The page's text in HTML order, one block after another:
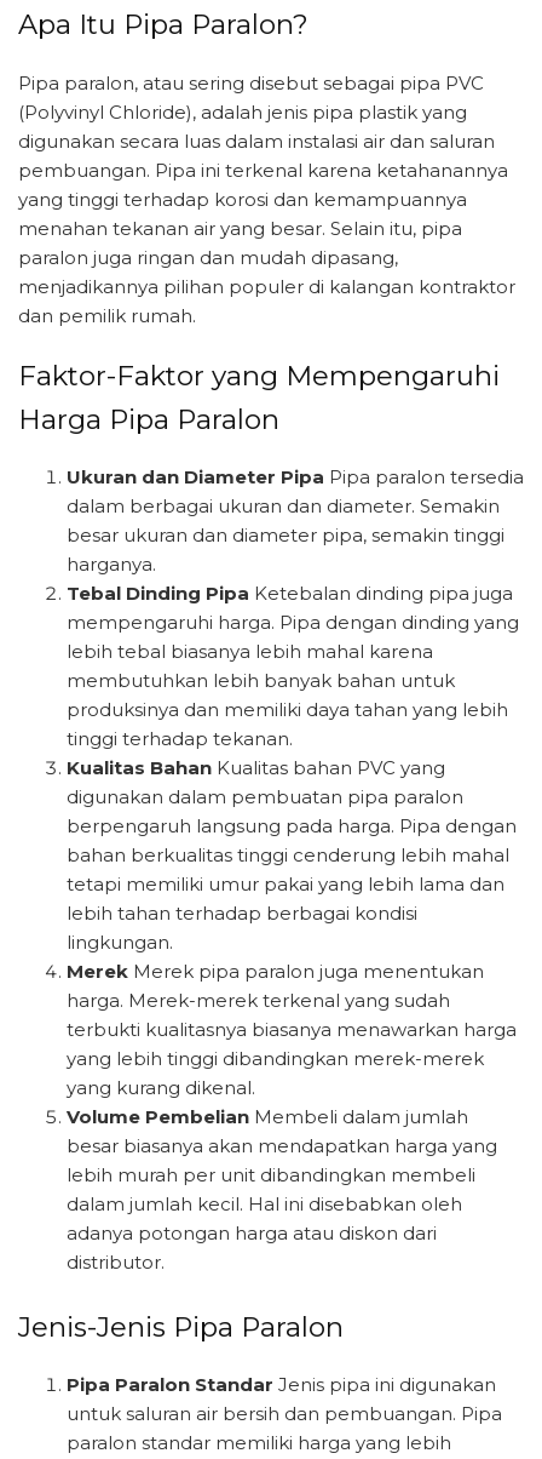
Apa Itu Pipa Paralon?
Pipa paralon, atau sering disebut sebagai pipa PVC
(Polyvinyl Chloride), adalah jenis pipa plastik yang
digunakan secara luas dalam instalasi air dan saluran
pembuangan. Pipa ini terkenal karena ketahanannya
yang tinggi terhadap korosi dan kemampuannya
menahan tekanan air yang besar. Selain itu, pipa
paralon juga ringan dan mudah dipasang,
menjadikannya pilihan populer di kalangan kontraktor
dan pemilik rumah.
Faktor-Faktor yang Mempengaruhi
Harga Pipa Paralon
Ukuran dan Diameter Pipa Pipa paralon tersedia
dalam berbagai ukuran dan diameter. Semakin
besar ukuran dan diameter pipa, semakin tinggi
harganya.
Tebal Dinding Pipa Ketebalan dinding pipa juga
mempengaruhi harga. Pipa dengan dinding yang
lebih tebal biasanya lebih mahal karena
membutuhkan lebih banyak bahan untuk
produksinya dan memiliki daya tahan yang lebih
tinggi terhadap tekanan.
Kualitas Bahan Kualitas bahan PVC yang
digunakan dalam pembuatan pipa paralon
berpengaruh langsung pada harga. Pipa dengan
bahan berkualitas tinggi cenderung lebih mahal
tetapi memiliki umur pakai yang lebih lama dan
lebih tahan terhadap berbagai kondisi
lingkungan.
Merek Merek pipa paralon juga menentukan
harga. Merek-merek terkenal yang sudah
terbukti kualitasnya biasanya menawarkan harga
yang lebih tinggi dibandingkan merek-merek
yang kurang dikenal.
Volume Pembelian Membeli dalam jumlah
besar biasanya akan mendapatkan harga yang
lebih murah per unit dibandingkan membeli
dalam jumlah kecil. Hal ini disebabkan oleh
adanya potongan harga atau diskon dari
distributor.
Jenis-Jenis Pipa Paralon
Pipa Paralon Standar Jenis pipa ini digunakan
untuk saluran air bersih dan pembuangan. Pipa
paralon standar memiliki harga yang lebih